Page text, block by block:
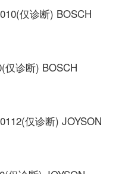
仅诊断) BOSCH
仅诊断) BOSCH
仅诊断) JOYSON